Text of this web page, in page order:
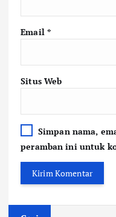
Email *
Situs Web
Simpan nama,
peramban ini untuk